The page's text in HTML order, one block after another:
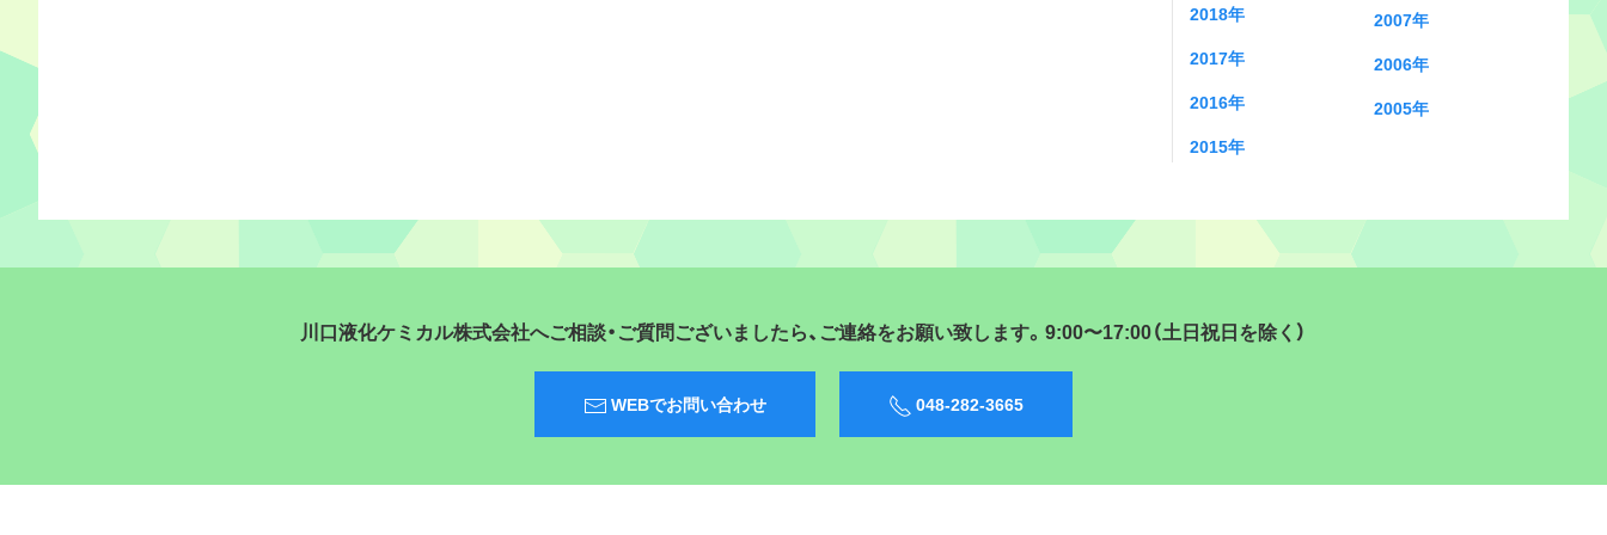
2018年
2017年
2016年
2015年
2007年
2006年
2005年
川口液化ケミカル株式会社へご相談・ご質問ございましたら、ご連絡をお願い致します。9:00〜17:00（土日祝日を除く）
WEBでお問い合わせ 048-282-3665